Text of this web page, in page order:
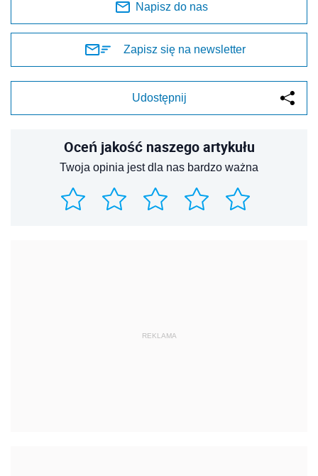
Napisz do nas
Zapisz się na newsletter
Udostępnij
Oceń jakość naszego artykułu
Twoja opinia jest dla nas bardzo ważna
REKLAMA